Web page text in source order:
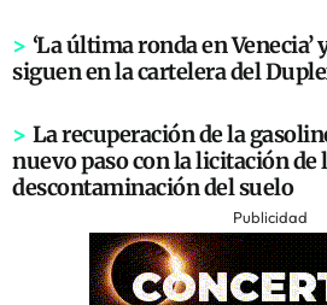
> ‘La última ronda en Venecia’
siguen en la cartelera del
> La recuperación de la
nuevo paso con la licitación de
descontaminación del suelo
Publicidad